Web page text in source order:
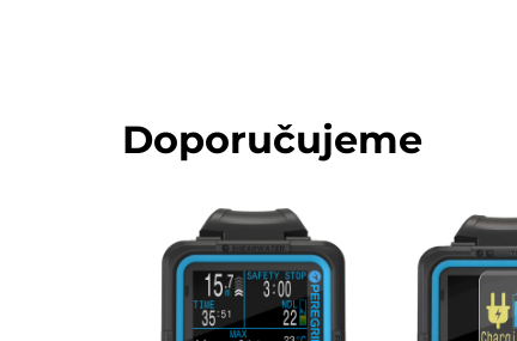
Doporučujeme